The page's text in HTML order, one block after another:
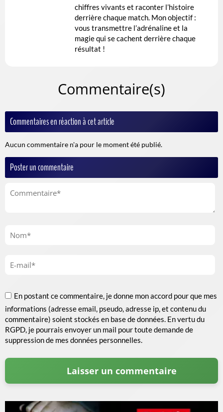
chiffres vivants et raconter l’histoire
derrière chaque match. Mon objectif :
vous transmettre l’adrénaline et la
magie qui se cachent derrière chaque
résultat !
Commentaire(s)
Commentaires en réaction à cet article
Aucun commentaire n'a pour le moment été publié.
Poster un commentaire
En postant ce commentaire, je donne mon accord pour que mes
informations (adresse email, pseudo, adresse ip, et contenu du
commentaire) soient stockés en base de données. En vertu du
RGPD, je pourrais envoyer un mail pour toute demande de
suppression de mes données personnelles.